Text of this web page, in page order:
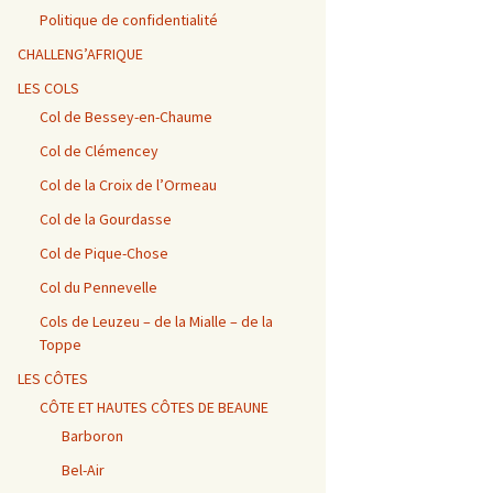
la Côte et de la Sclucht,
Hohneck, cols de
Bramont et de Grosse
Pierre
Burotte, de Lauvy et des
de la Sambuy
Barillette + Col de la
Combe Blanche
Plan
Alpes – Maurienne /
Collet de la Madeleine et
Gourniers
Alpes / Embrun – Col
Agnel
d’Izoard
Montmerlet
Alpes Chambéry / Relais
du Mont du Chat et Col
Alpes Chambéry / Cols du
Prés
Pragondran
Politique de confidentialité
CHALLENG’AFRIQUE
LES COLS
Col de Bessey-en-Chaume
Col de Clémencey
Col de la Croix de l’Ormeau
Col de la Gourdasse
Col de Pique-Chose
Col du Pennevelle
Cols de Leuzeu – de la Mialle – de la
Toppe
LES CÔTES
CÔTE ET HAUTES CÔTES DE BEAUNE
Barboron
Bel-Air